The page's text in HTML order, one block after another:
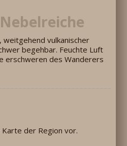
weitgehend vulkanischer
begehbar. Feuchte Luft
erschweren des Wanderers
der Region vor.